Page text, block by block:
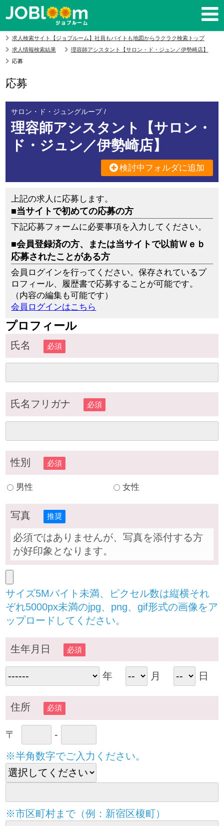
求人検索サイト【ジョブルーム】社員もバイトも地図からラクラク検索トップ
求人情報検索結果
理容師アシスタント【サロン・ド・ジュン／伊勢崎店】
応募
応募
サロン・ド・ジュングループ /
理容師アシスタント【サロン・
ド・ジュン／伊勢崎店】
検討中フォルダに追加
上記の求人に応募します。
■当サイトで初めての応募の方
下記応募フォームに必要事項を入力してください。
■会員登録済の方、または当サイトで以前Ｗｅｂ
応募されたことがある方
会員ログインを行ってください。保存されているプ
ロフィール、履歴書で応募することが可能です。
（内容の編集も可能です）
会員ログインはこちら
プロフィール
氏名 必須
氏名フリガナ 必須
性別 必須
男性 女性
写真 推奨
必須ではありませんが、写真を添付する方
が好印象となります。
サイズ5Mバイト未満、ピクセル数は縦横それ
ぞれ5000px未満のjpg、png、gif形式の画像をア
ップロードしてください。
生年月日 必須
年 月 日
住所 必須
〒
-
※半角数字でご入力ください。
※市区町村まで（例：新宿区榎町）